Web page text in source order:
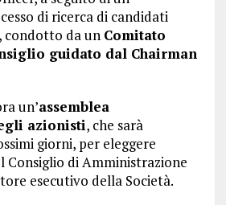
di ricerca di candidati
condotto da un Comitato
guidato dal Chairman
un’assemblea
azionisti, che sarà
giorni, per eleggere
Consiglio di Amministrazione
esecutivo della Società.